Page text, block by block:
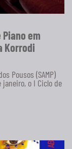
Piano em
Korrodi
Pousos (SAMP)
janeiro, o I Ciclo de